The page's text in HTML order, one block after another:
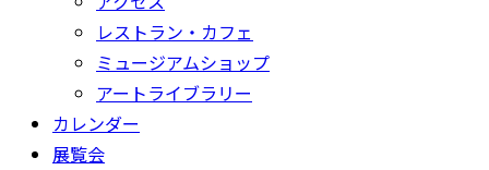
レストラン・カフェ
ミュージアムショップ
アートライブラリー
カレンダー
展覧会